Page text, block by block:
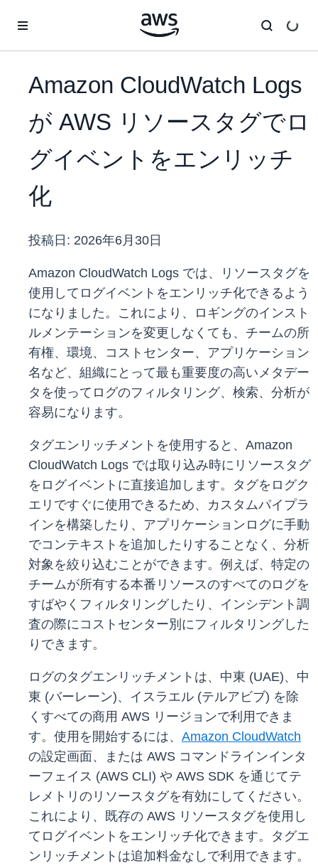
Amazon CloudWatch Logs
が AWS リソースタグでロ
グイベントをエンリッチ
化
投稿日: 2026年6月30日
Amazon CloudWatch Logs では、リソースタグを
使用してログイベントをエンリッチ化できるよう
になりました。これにより、ロギングのインスト
ルメンテーションを変更しなくても、チームの所
有権、環境、コストセンター、アプリケーション
名など、組織にとって最も重要度の高いメタデー
タを使ってログのフィルタリング、検索、分析が
容易になります。
タグエンリッチメントを使用すると、Amazon
CloudWatch Logs では取り込み時にリソースタグ
をログイベントに直接追加します。タグをログク
エリですぐに使用できるため、カスタムパイプラ
インを構築したり、アプリケーションログに手動
でコンテキストを追加したりすることなく、分析
対象を絞り込むことができます。例えば、特定の
チームが所有する本番リソースのすべてのログを
すばやくフィルタリングしたり、インシデント調
査の際にコストセンター別にフィルタリングした
りできます。
ログのタグエンリッチメントは、中東 (UAE)、中
東 (バーレーン)、イスラエル (テルアビブ) を除
くすべての商用 AWS リージョンで利用できま
す。使用を開始するには、 Amazon CloudWatch
の設定画面、または AWS コマンドラインインタ
ーフェイス (AWS CLI) や AWS SDK を通じてテ
レメトリのリソースタグを有効にしてください。
これにより、既存の AWS リソースタグを使用し
てログイベントをエンリッチ化できます。タグエ
ンリッチメントは追加料金なしで利用できます。